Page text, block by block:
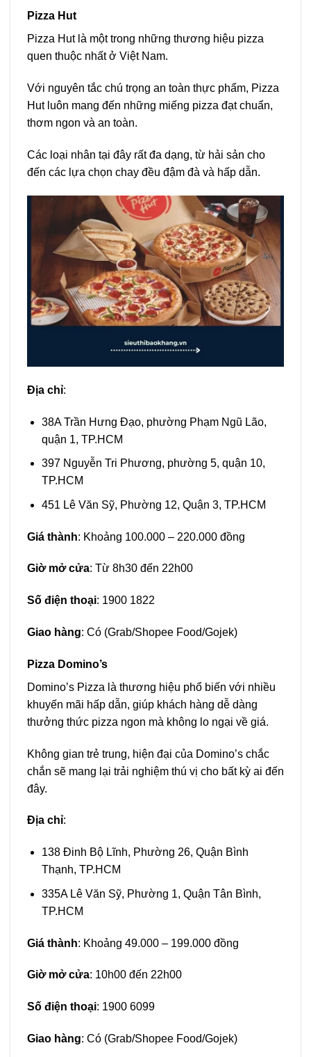
Pizza Hut
Pizza Hut là một trong những thương hiệu pizza
quen thuộc nhất ở Việt Nam.
Với nguyên tắc chú trọng an toàn thực phẩm, Pizza
Hut luôn mang đến những miếng pizza đạt chuẩn,
thơm ngon và an toàn.
Các loại nhân tại đây rất đa dạng, từ hải sản cho
đến các lựa chọn chay đều đậm đà và hấp dẫn.
Địa chỉ:
38A Trần Hưng Đạo, phường Phạm Ngũ Lão,
quận 1, TP.HCM
397 Nguyễn Tri Phương, phường 5, quận 10,
TP.HCM
451 Lê Văn Sỹ, Phường 12, Quận 3, TP.HCM
Giá thành: Khoảng 100.000 – 220.000 đồng
Giờ mở cửa: Từ 8h30 đến 22h00
Số điện thoại: 1900 1822
Giao hàng: Có (Grab/Shopee Food/Gojek)
Pizza Domino’s
Domino’s Pizza là thương hiệu phổ biến với nhiều
khuyến mãi hấp dẫn, giúp khách hàng dễ dàng
thưởng thức pizza ngon mà không lo ngại về giá.
Không gian trẻ trung, hiện đại của Domino’s chắc
chắn sẽ mang lại trải nghiệm thú vị cho bất kỳ ai đến
đây.
Địa chỉ:
138 Đinh Bộ Lĩnh, Phường 26, Quận Bình
Thạnh, TP.HCM
335A Lê Văn Sỹ, Phường 1, Quận Tân Bình,
TP.HCM
Giá thành: Khoảng 49.000 – 199.000 đồng
Giờ mở cửa: 10h00 đến 22h00
Số điện thoại: 1900 6099
Giao hàng: Có (Grab/Shopee Food/Gojek)